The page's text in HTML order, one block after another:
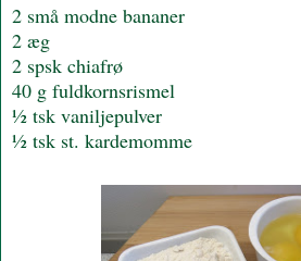
2 små modne bananer
2 æg
2 spsk chiafrø
40 g fuldkornsrismel
½ tsk vaniljepulver
½ tsk st. kardemomme